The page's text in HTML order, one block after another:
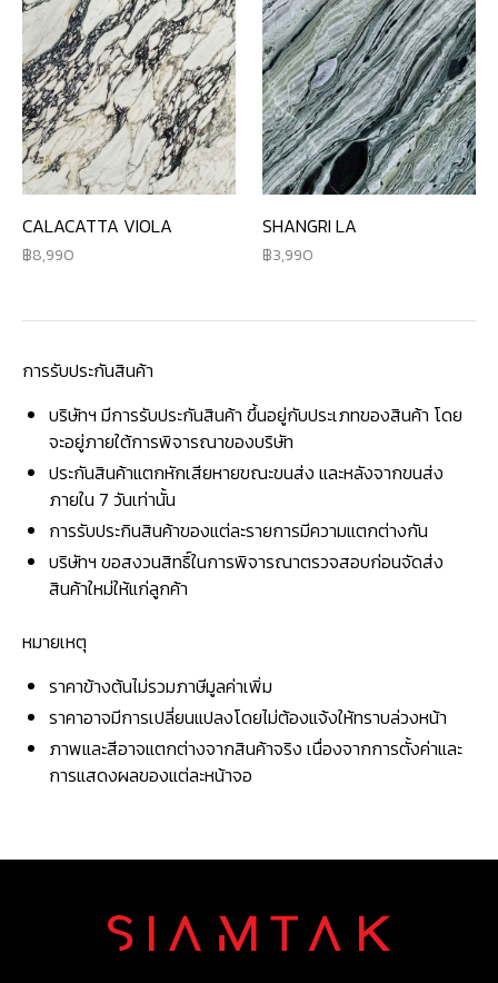
CALACATTA VIOLA
8,990
SHANGRI LA
3,990
การรับประกันสินค้า
บริษัทฯ มีการรับประกันสินค้า ขึ้นอยู่กับประเภทของสินค้า โดย
จะอยู่ภายใต้การพิจารณาของบริษัท
ประกันสินค้าแตกหักเสียหายขณะขนส่ง และหลังจากขนส่ง
ภายใน 7 วันเท่านั้น
การรับประกินสินค้าของแต่ละรายการมีความแตกต่างกัน
บริษัทฯ ขอสงวนสิทธิ์ในการพิจารณาตรวจสอบก่อนจัดส่ง
สินค้าใหม่ให้แก่ลูกค้า
หมายเหตุ
ราคาข้างต้นไม่รวมภาษีมูลค่าเพิ่ม
ราคาอาจมีการเปลี่ยนแปลงโดยไม่ต้องแจ้งให้ทราบล่วงหน้า
ภาพและสีอาจแตกต่างจากสินค้าจริง เนื่องจากการตั้งค่าและ
การแสดงผลของแต่ละหน้าจอ